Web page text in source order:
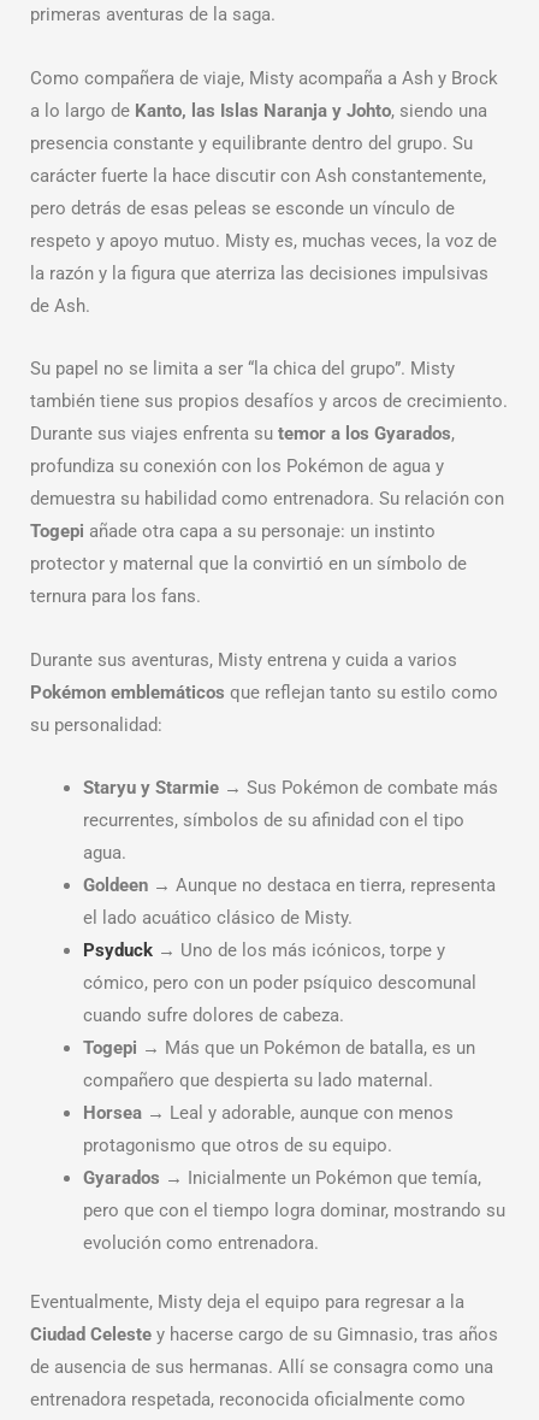
primeras aventuras de la saga.
Como compañera de viaje, Misty acompaña a Ash y Brock
a lo largo de Kanto, las Islas Naranja y Johto, siendo una
presencia constante y equilibrante dentro del grupo. Su
carácter fuerte la hace discutir con Ash constantemente,
pero detrás de esas peleas se esconde un vínculo de
respeto y apoyo mutuo. Misty es, muchas veces, la voz de
la razón y la figura que aterriza las decisiones impulsivas
de Ash.
Su papel no se limita a ser “la chica del grupo”. Misty
también tiene sus propios desafíos y arcos de crecimiento.
Durante sus viajes enfrenta su temor a los Gyarados,
profundiza su conexión con los Pokémon de agua y
demuestra su habilidad como entrenadora. Su relación con
Togepi añade otra capa a su personaje: un instinto
protector y maternal que la convirtió en un símbolo de
ternura para los fans.
Durante sus aventuras, Misty entrena y cuida a varios
Pokémon emblemáticos que reflejan tanto su estilo como
su personalidad:
Staryu y Starmie→ Sus Pokémon de combate más
recurrentes, símbolos de su afinidad con el tipo
agua.
Goldeen→ Aunque no destaca en tierra, representa
el lado acuático clásico de Misty.
Psyduck→ Uno de los más icónicos, torpe y
cómico, pero con un poder psíquico descomunal
cuando sufre dolores de cabeza.
Togepi → Más que un Pokémon de batalla, es un
compañero que despierta su lado maternal.
Horsea→ Leal y adorable, aunque con menos
protagonismo que otros de su equipo.
Gyarados → Inicialmente un Pokémon que temía,
pero que con el tiempo logra dominar, mostrando su
evolución como entrenadora.
Eventualmente, Misty deja el equipo para regresar a la
Ciudad Celeste y hacerse cargo de su Gimnasio, tras años
de ausencia de sus hermanas. Allí se consagra como una
entrenadora respetada, reconocida oficialmente como